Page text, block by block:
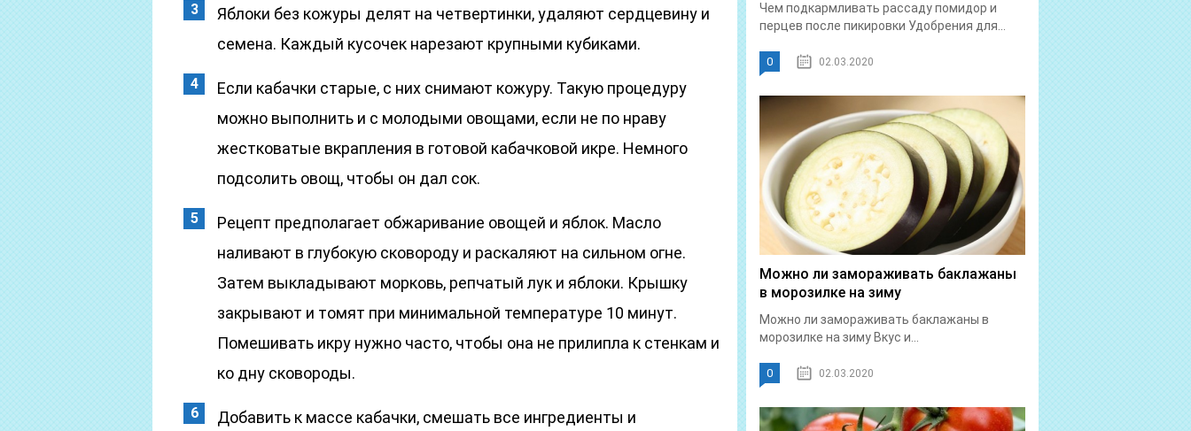
Яблоки без кожуры делят на четвертинки, удаляют сердцевину и
семена. Каждый кусочек нарезают крупными кубиками.
Если кабачки старые, с них снимают кожуру. Такую процедуру
можно выполнить и с молодыми овощами, если не по нраву
жестковатые вкрапления в готовой кабачковой икре. Немного
подсолить овощ, чтобы он дал сок.
Рецепт предполагает обжаривание овощей и яблок. Масло
наливают в глубокую сковороду и раскаляют на сильном огне.
Затем выкладывают морковь, репчатый лук и яблоки. Крышку
закрывают и томят при минимальной температуре 10 минут.
Помешивать икру нужно часто, чтобы она не прилипла к стенкам и
ко дну сковороды.
Добавить к массе кабачки, смешать все ингредиенты и
Чем подкармливать рассаду помидор и
перцев после пикировки Удобрения для...
0 02.03.2020
Можно ли замораживать баклажаны
в морозилке на зиму
Можно ли замораживать баклажаны в
морозилке на зиму Вкус и...
0 02.03.2020